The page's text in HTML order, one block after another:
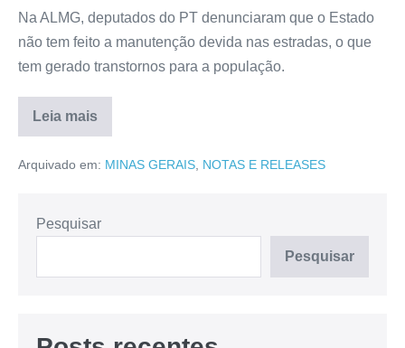
Na ALMG, deputados do PT denunciaram que o Estado
não tem feito a manutenção devida nas estradas, o que
tem gerado transtornos para a população.
Leia mais
Arquivado em: MINAS GERAIS NOTAS E RELEASES
Pesquisar
Pesquisar